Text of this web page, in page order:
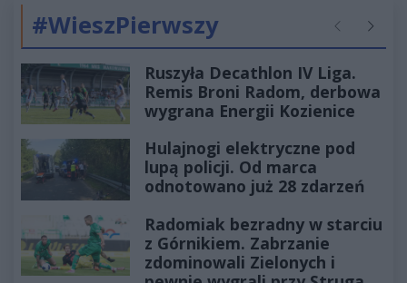
#WieszPierwszy Poprzednie
Ruszyła Decathlon IV Liga.
Remis Broni Radom, derbowa
wygrana Energii Kozienice
Hulajnogi elektryczne pod
lupą policji. Od marca
odnotowano już 28 zdarzeń
Radomiak bezradny w starciu
z Górnikiem. Zabrzanie
zdominowali Zielonych i